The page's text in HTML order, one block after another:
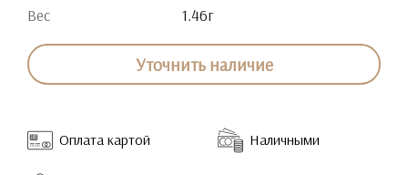
Вес
1.46г
Уточнить наличие
Оплата картой Наличными